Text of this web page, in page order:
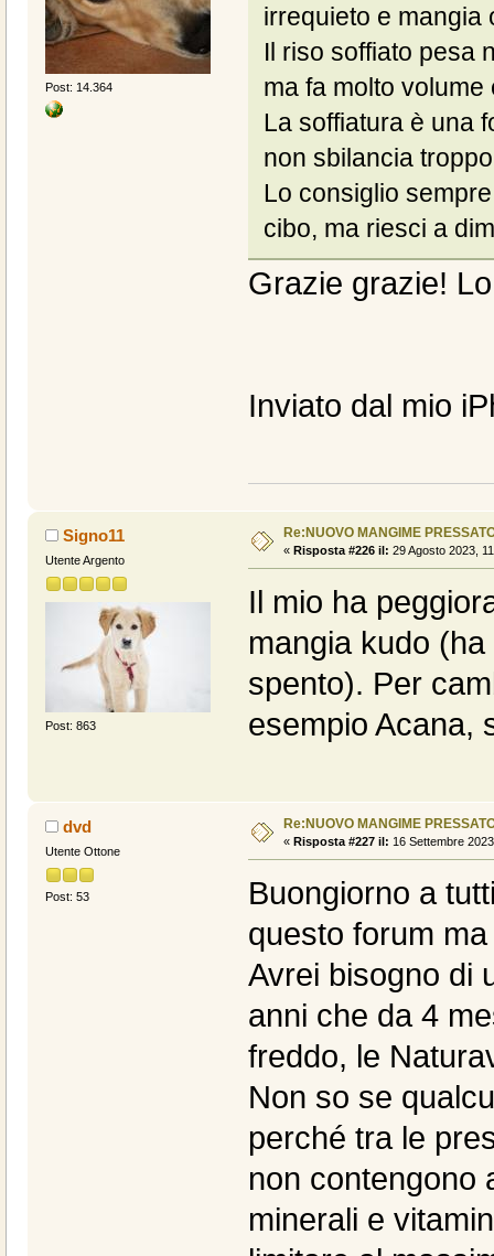
Post: 14.364
irrequieto e mangia
Il riso soffiato pesa
ma fa molto
La soffiatura è una
non sbilancia
Lo consiglio
cibo, ma riesci a
Grazie grazie!
Inviato dal mio
Signo11
Utente Argento
Post: 863
Re:NUOVO MANGIME
« Risposta #226 il: 29 Agosto 2023,
Il mio ha
mangia kudo
spento). Per
esempio Acana,
dvd
Utente Ottone
Post: 53
Re:NUOVO MANGIME
« Risposta #227 il: 16 Settembre
Buongiorno a
questo forum
Avrei bisogno di
anni che da 4
freddo, le
Non so se
perché tra le
non contengono
minerali e